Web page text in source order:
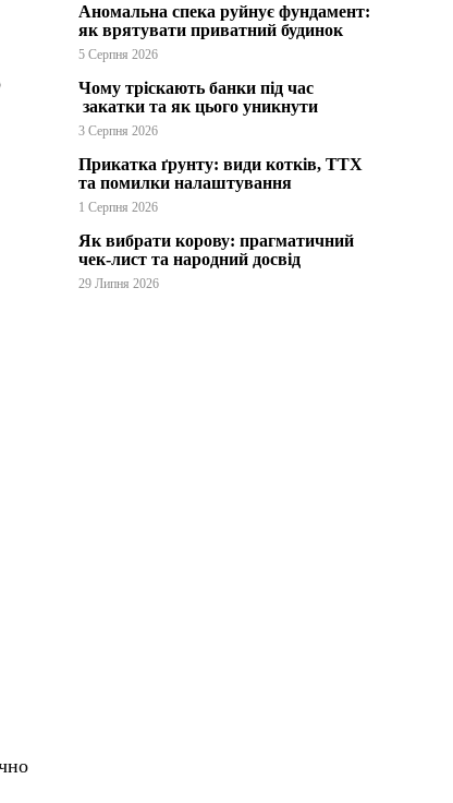
Аномальна спека руйнує фундамент:
як врятувати приватний будинок
5 Серпня 2026
Чому тріскають банки під час
закатки та як цього уникнути
3 Серпня 2026
Прикатка ґрунту: види котків, ТТХ
та помилки налаштування
1 Серпня 2026
Як вибрати корову: прагматичний
чек-лист та народний досвід
29 Липня 2026